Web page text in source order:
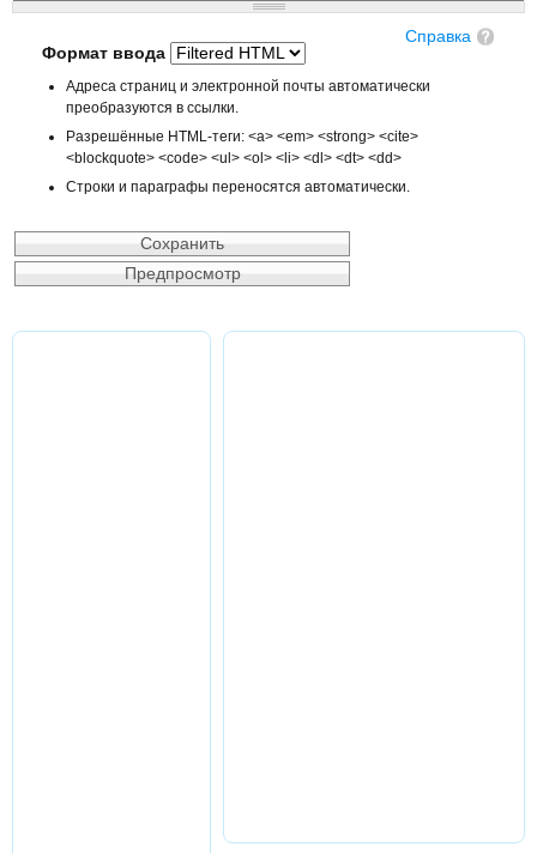
Справка
Формат ввода
Адреса страниц и электронной почты автоматически
преобразуются в ссылки.
Разрешённые HTML-теги: <a> <em> <strong> <cite>
<blockquote> <code> <ul> <ol> <li> <dl> <dt> <dd>
Строки и параграфы переносятся автоматически.